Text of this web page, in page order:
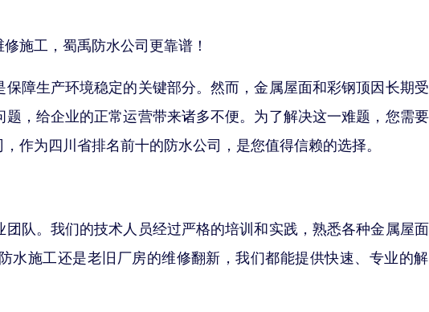
施工，蜀禹防水公司更靠谱！
障生产环境稳定的关键部分。然而，金属屋面和彩钢顶因长期
，给企业的正常运营带来诸多不便。为了解决这一难题，您需
作为四川省排名前十的防水公司，是您值得信赖的选择。
队。我们的技术人员经过严格的培训和实践，熟悉各种金属屋
水施工还是老旧厂房的维修翻新，我们都能提供快速、专业的